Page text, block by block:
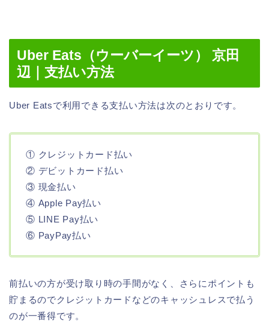
Uber Eats（ウーバーイーツ） 京田
辺｜支払い方法
Uber Eatsで利用できる支払い方法は次のとおりです。
① クレジットカード払い
② デビットカード払い
③ 現金払い
④ Apple Pay払い
⑤ LINE Pay払い
⑥ PayPay払い
前払いの方が受け取り時の手間がなく、さらにポイントも
貯まるのでクレジットカードなどのキャッシュレスで払う
のが一番得です。